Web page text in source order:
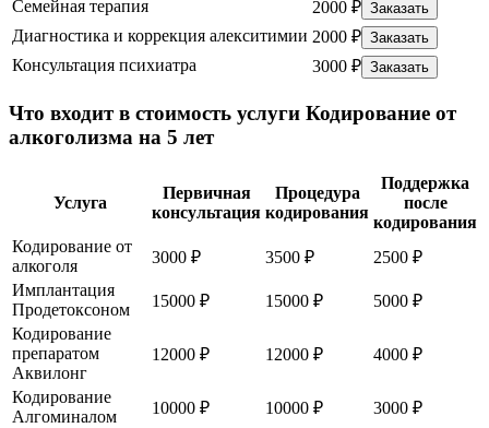
Семейная терапия 2000 ₽ Заказать
Диагностика и коррекция алекситимии 2000 ₽ Заказать
Консультация психиатра 3000 ₽ Заказать
Что входит в стоимость услуги Кодирование от
алкоголизма на 5 лет
Услуга
Первичная
консультация
Процедура
кодирования
Поддержка
после
кодирования
Кодирование от
алкоголя
3000 ₽ 3500 ₽
2500 ₽
Имплантация
Продетоксоном
15000 ₽ 15000 ₽
5000 ₽
Кодирование
препаратом
Аквилонг
12000 ₽ 12000 ₽ 4000 ₽
Кодирование
Алгоминалом
10000 ₽ 10000 ₽
3000 ₽